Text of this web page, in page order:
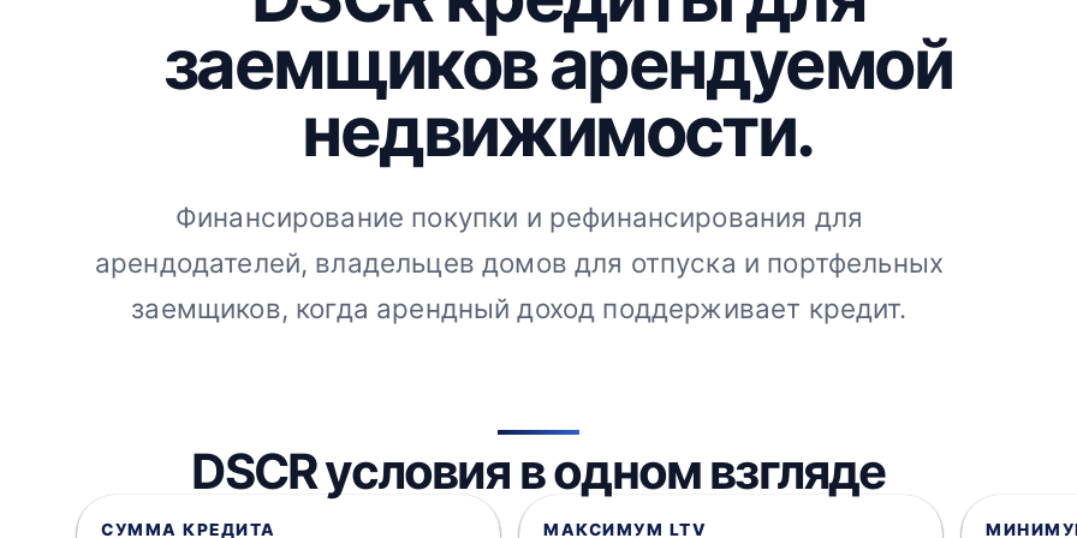
заемщиков арендуемой
недвижимости.
Финансирование покупки и рефинансирования для
арендодателей, владельцев домов для отпуска и портфельных
заемщиков, когда арендный доход поддерживает кредит.
DSCR условия в одном взгляде
СУММА КРЕДИТА МАКСИМУМ LTV